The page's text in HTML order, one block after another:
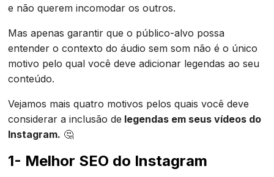
e não querem incomodar os outros.
Mas apenas garantir que o público-alvo possa
entender o contexto do áudio sem som não é o único
motivo pelo qual você deve adicionar legendas ao seu
conteúdo.
Vejamos mais quatro motivos pelos quais você deve
considerar a inclusão de legendas em seus vídeos do
Instagram. 🤔
1- Melhor SEO do Instagram